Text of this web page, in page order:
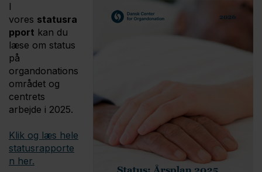
I
vores statusra
pport kan du
læse om status
på
organdonations
området og
centrets
arbejde i 2025.
Klik og læs hele
statusrapporte
n her.